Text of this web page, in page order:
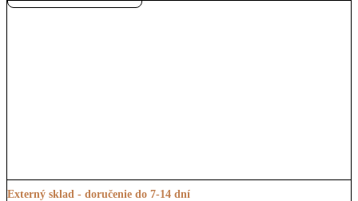
Externý sklad - doručenie do 7-14 dní